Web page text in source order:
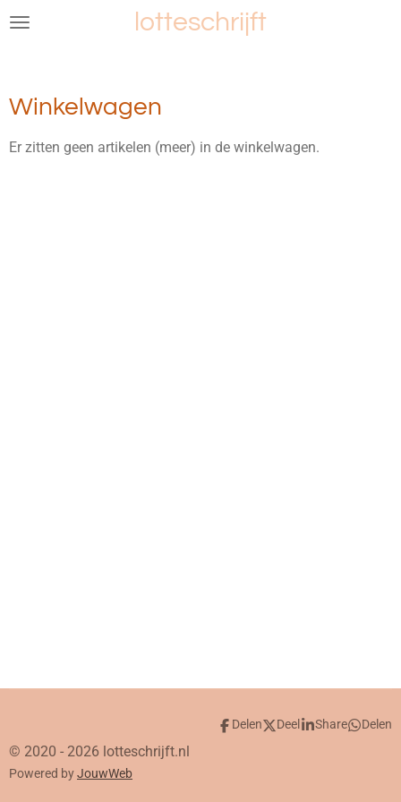
Ga
hoofdinhoud
lotteschrijft
Winkelwagen
Er zitten geen artikelen (meer) in de winkelwagen.
Delen Deel Share Delen
© 2020 - 2026 lotteschrijft.nl
Powered byJouwWeb